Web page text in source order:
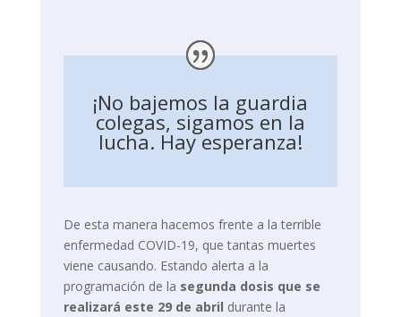
¡No bajemos la guardia
colegas, sigamos en la
lucha. Hay esperanza!
De esta manera hacemos frente a la terrible
enfermedad COVID-19, que tantas muertes
viene causando. Estando alerta a la
programación de la segunda dosis que se
realizará este 29 de abril durante la